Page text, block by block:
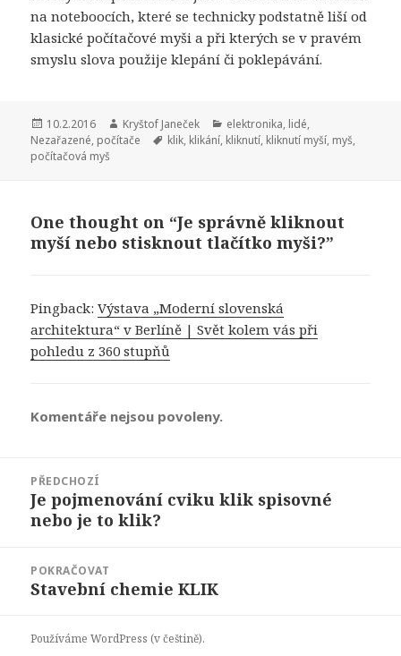
na noteboocích, které se technicky podstatně liší od
klasické počítačové myši a při kterých se v pravém
smyslu slova použije klepání či poklepávání.
Publikováno:
10.2.2016 Autor:
Kryštof Janeček Rubriky:
elektronika, lidé,
Nezařazené, počítače Štítky:
klik, klikání, kliknutí, kliknutí myší, myš,
počítačová myš
One thought on “Je správně kliknout
myší nebo stisknout tlačítko myši?”
Pingback:Výstava „Moderní slovenská
architektura“ v Berlíně | Svět kolem vás při
pohledu z 360 stupňů
Komentáře nejsou povoleny.
příspěvek
PŘEDCHOZÍ
Předchozí
příspěvek:
Je pojmenování cviku klik spisovné
nebo je to klik?
POKRAČOVAT
Následující
Stavební chemie KLIK
Používáme WordPress (v češtině).